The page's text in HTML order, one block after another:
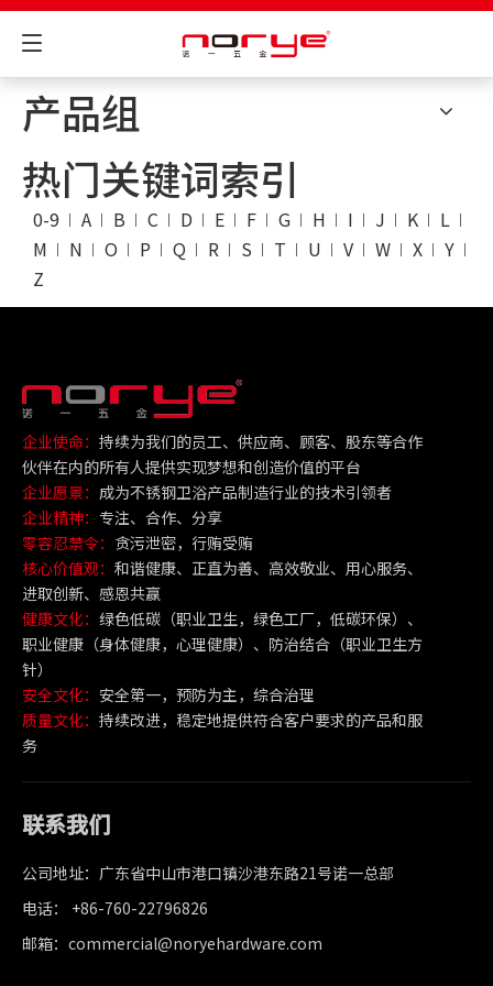
产品组
热门关键词索引
0-9 A B C D E F G H I J K
L
M
N O P Q R S T U V W X
Y
Z
企业使命： 持续为我们的员工、供应商、顾客、股东等合作
伙伴在内的所有人提供实现梦想和创造价值的平台
企业愿景： 成为不锈钢卫浴产品制造行业的技术引领者
企业精神： 专注、合作、分享
零容忍禁令： 贪污泄密，行贿受贿
核心价值观： 和谐健康、正直为善、高效敬业、用心服务、
进取创新、感恩共赢
健康文化： 绿色低碳（职业卫生，绿色工厂，低碳环保）、
职业健康（身体健康，心理健康）、防治结合（职业卫生方
针）
安全文化： 安全第一，预防为主，综合治理
质量文化： 持续改进，稳定地提供符合客户要求的产品和服
务
联系我们
公司地址：广东省中山市港口镇沙港东路21号诺一总部
电话： +86-760-22796826
邮箱：commercial@noryehardware.com